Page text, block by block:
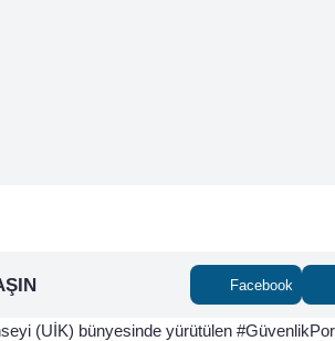
Facebook
(UİK) bünyesinde yürütülen